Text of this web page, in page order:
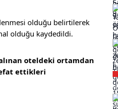
olduğu belirtilerek
olduğu kaydedildi.
oteldeki ortamdan
ettikleri